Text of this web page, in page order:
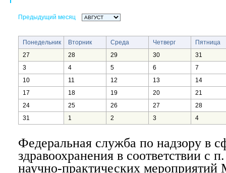
Предыдущий месяц
Понедельник Вторник Среда Четверг
Пятница
27
28 29 30
31
3
4 5 6
7
10
11 12 13
14
17
18 19 20
21
24
25 26 27
28
31
1 2 3 4
Федеральная служба по надзору в
здравоохранения в соответствии с
научно-практических мероприятий